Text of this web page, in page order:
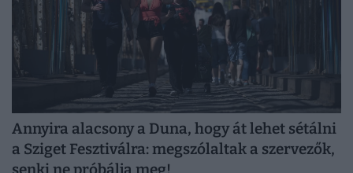
Annyira alacsony a Duna, hogy át lehet sétálni
a Sziget Fesztiválra: megszólaltak a szervezők,